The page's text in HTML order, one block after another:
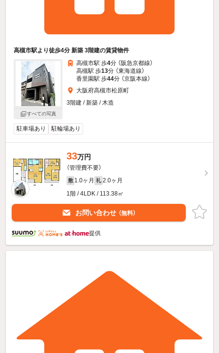
高槻市駅より徒歩4分 新築 3階建の賃貸物件
すべての写真
高槻市駅 歩4分 （阪急京都線）
高槻駅 歩13分 （東海道線）
香里園駅 歩44分 （京阪本線）
大阪府高槻市松原町
3階建 / 新築 / 木造
駐車場あり 駐輪場あり
33万円
（管理費不要）
敷 1.0ヶ月 礼 2.0ヶ月
1階 / 4LDK / 113.38㎡
お問い合わせ （無料）
提供